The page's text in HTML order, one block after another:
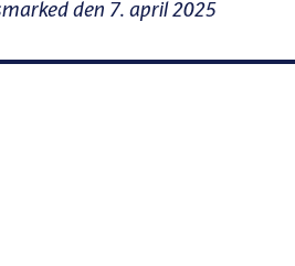
den 7. april 2025